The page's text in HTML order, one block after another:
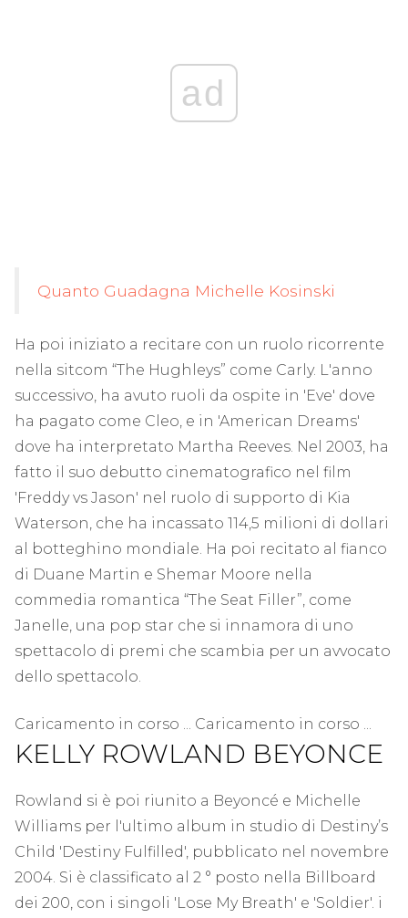
ad
Quanto Guadagna Michelle Kosinski
Ha poi iniziato a recitare con un ruolo ricorrente
nella sitcom “The Hughleys” come Carly. L'anno
successivo, ha avuto ruoli da ospite in 'Eve' dove
ha pagato come Cleo, e in 'American Dreams'
dove ha interpretato Martha Reeves. Nel 2003, ha
fatto il suo debutto cinematografico nel film
'Freddy vs Jason' nel ruolo di supporto di Kia
Waterson, che ha incassato 114,5 milioni di dollari
al botteghino mondiale. Ha poi recitato al fianco
di Duane Martin e Shemar Moore nella
commedia romantica “The Seat Filler”, come
Janelle, una pop star che si innamora di uno
spettacolo di premi che scambia per un avvocato
dello spettacolo.
Caricamento in corso ... Caricamento in corso ...
KELLY ROWLAND BEYONCE
Rowland si è poi riunito a Beyoncé e Michelle
Williams per l'ultimo album in studio di Destiny’s
Child 'Destiny Fulfilled', pubblicato nel novembre
2004. Si è classificato al 2 ° posto nella Billboard
dei 200, con i singoli 'Lose My Breath' e 'Soldier'. i